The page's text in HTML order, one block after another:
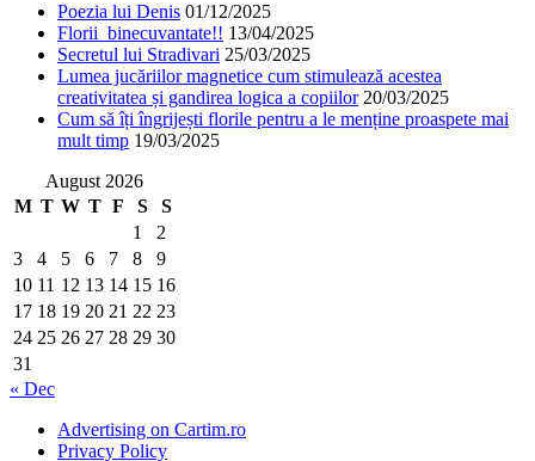
Poezia lui Denis 01/12/2025
Florii binecuvantate!! 13/04/2025
Secretul lui Stradivari 25/03/2025
Lumea jucăriilor magnetice cum stimulează acestea
creativitatea și gandirea logica a copiilor 20/03/2025
Cum să îți îngrijești florile pentru a le menține proaspete mai
mult timp 19/03/2025
August 2026
M T W T F S
S
1
2
3
4 5 6 7 8
9
10 11 12 13 14 15 16
17 18 19 20 21 22 23
24 25 26 27 28 29 30
31
« Dec
Advertising on Cartim.ro
Privacy Policy